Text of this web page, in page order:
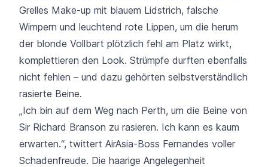
Grelles Make-up mit blauem Lidstrich, falsche
Wimpern und leuchtend rote Lippen, um die herum
der blonde Vollbart plötzlich fehl am Platz wirkt,
komplettieren den Look. Strümpfe durften ebenfalls
nicht fehlen – und dazu gehörten selbstverständlich
rasierte Beine.
„Ich bin auf dem Weg nach Perth, um die Beine von
Sir Richard Branson zu rasieren. Ich kann es kaum
erwarten.“, twittert AirAsia-Boss Fernandes voller
Schadenfreude. Die haarige Angelegenheit